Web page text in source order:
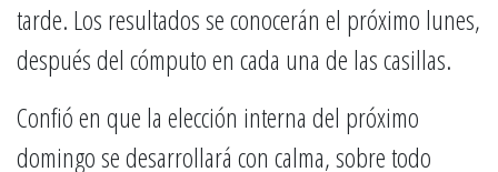
tarde. Los resultados se conocerán el próximo lunes,
después del cómputo en cada una de las casillas.
Confió en que la elección interna del próximo
domingo se desarrollará con calma, sobre todo